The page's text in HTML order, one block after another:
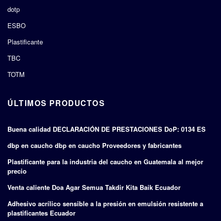
dotp
ESBO
Plastificante
TBC
TOTM
ÚLTIMOS PRODUCTOS
Buena calidad DECLARACIÓN DE PRESTACIONES DoP: 0134 ES
dbp en caucho dbp en caucho Proveedores y fabricantes
Plastificante para la industria del caucho en Guatemala al mejor
precio
Venta caliente Doa Agar Semua Takdir Kita Baik Ecuador
Adhesivo acrílico sensible a la presión en emulsión resistente a
plastificantes Ecuador